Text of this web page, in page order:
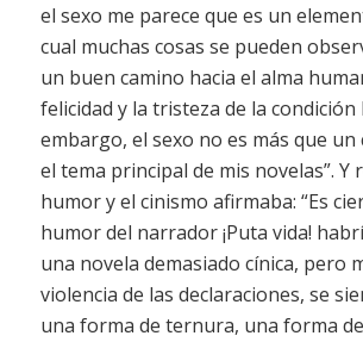
el sexo me parece que es un
cual muchas cosas se pueden
un buen camino hacia el alma
felicidad y la tristeza de la condición
embargo, el sexo no es más que un
el tema principal de mis novelas”. Y
humor y el cinismo afirmaba: “Es
humor del narrador¡Puta vida!
una novela demasiado cínica, pero
violencia de las declaraciones, se
una forma de ternura, una forma